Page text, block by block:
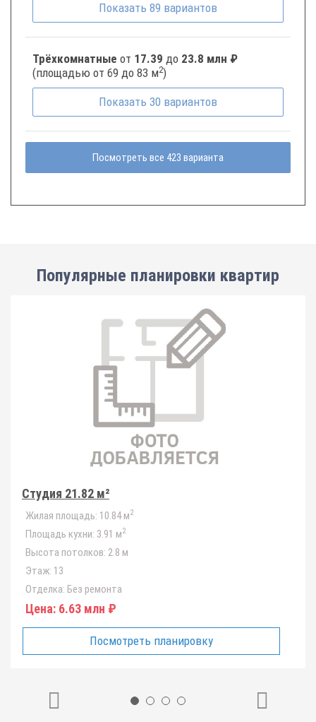
Показать 89 вариантов
Трёхкомнатные от 17.39 до 23.8 млн ₽
(площадью от 69 до 83 м2)
Показать 30 вариантов
Посмотреть все 423 варианта
Популярные планировки квартир
Студия 21.82 м²
Жилая площадь: 10.84 м2
Площадь кухни: 3.91 м2
Высота потолков: 2.8 м
Этаж: 13
Отделка: Без ремонта
Цена: 6.63 млн ₽
Посмотреть планировку